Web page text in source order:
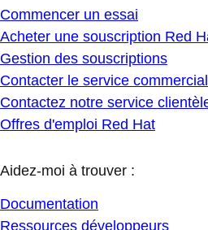
Commencer un essai
Acheter une souscription Red
Gestion des souscriptions
Contacter le service commercial
Contactez notre service
Offres d'emploi Red Hat
Aidez-moi à trouver :
Documentation
Ressources développeurs